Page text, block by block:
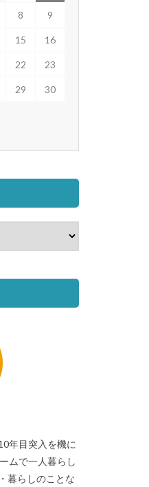
8 9
15 16
22 23
29 30
年目突入を機に
ムで一人暮らし
暮らしのことな